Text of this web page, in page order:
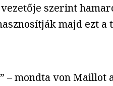
szerint
majd ezt a
– mondta von Maillot